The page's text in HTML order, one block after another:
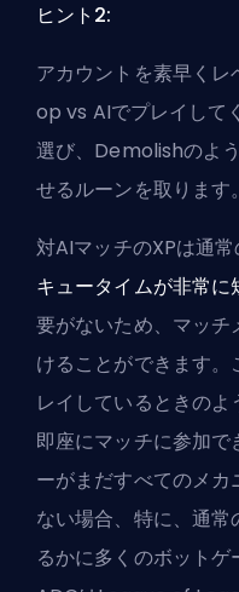
ヒント2:
アカウントを素早く
op vs AIでプレイして
選び、Demolishのよ
せるルーンを取ります
対AIマッチのXPは通常
キュータイムが非常に
要がないため、マッ
けることができます
レイしているときのよ
即座にマッチに参加
ーがまだすべてのメ
ない場合、特に、通
るかに多くのボットゲ